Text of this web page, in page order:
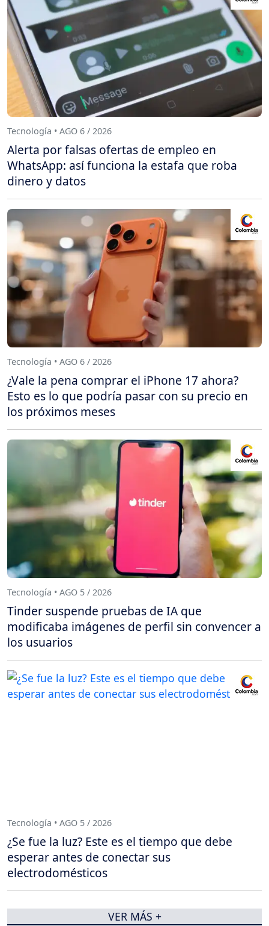
Tecnología • AGO 6 / 2026
Alerta por falsas ofertas de empleo en
WhatsApp: así funciona la estafa que roba
dinero y datos
Tecnología • AGO 6 / 2026
¿Vale la pena comprar el iPhone 17 ahora?
Esto es lo que podría pasar con su precio en
los próximos meses
Tecnología • AGO 5 / 2026
Tinder suspende pruebas de IA que
modificaba imágenes de perfil sin convencer a
los usuarios
Tecnología • AGO 5 / 2026
¿Se fue la luz? Este es el tiempo que debe
esperar antes de conectar sus
electrodomésticos
VER MÁS +